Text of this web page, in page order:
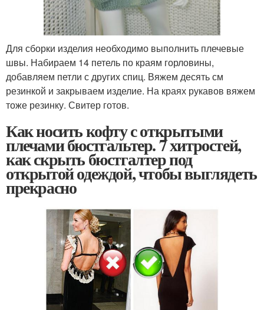
Для сборки изделия необходимо выполнить плечевые
швы. Набираем 14 петель по краям горловины,
добавляем петли с других спиц. Вяжем десять см
резинкой и закрываем изделие. На краях рукавов вяжем
тоже резинку. Свитер готов.
Как носить кофту с открытыми
плечами бюстгальтер. 7 хитростей,
как скрыть бюстгалтер под
открытой одеждой, чтобы выглядеть
прекрасно